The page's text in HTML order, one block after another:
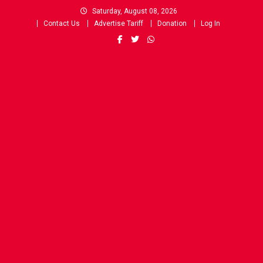
Saturday, August 08, 2026
Contact Us
Advertise Tariff Donation Log In